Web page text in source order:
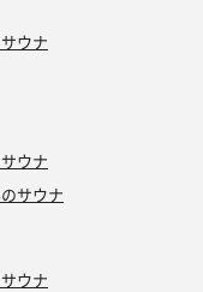
ワークは8分3セット
しく熱くて即ギブ
で(明日枚方でクル
にイク前にどこか
ね💪
っかりといただきま
る😳
完了(*`･ω･)ゞ
豊橋来たのでラ・ム
💦
ウナ
ウナ
サウナ
ウナ